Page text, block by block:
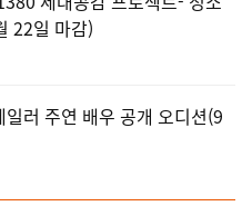
22일 마감)
러 주연 배우 공개 오디션(9